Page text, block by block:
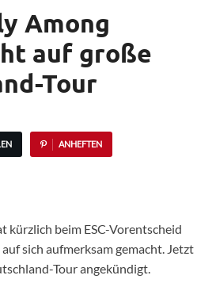
Among
auf große
Tour
ANHEFTEN
kürzlich beim ESC-Vorentscheid
auf sich aufmerksam gemacht. Jetzt
Tour angekündigt.